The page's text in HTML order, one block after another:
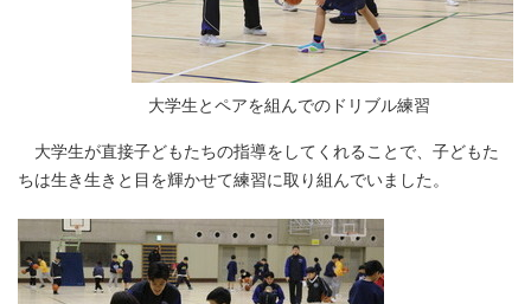
大学生とペアを組んでのドリブル練習
大学生が直接子どもたちの指導をしてくれることで、子どもた
ちは生き生きと目を輝かせて練習に取り組んでいました。